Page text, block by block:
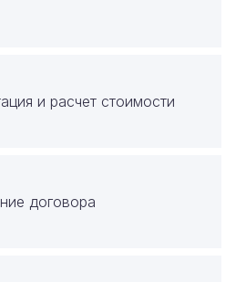
и расчет стоимости
договора